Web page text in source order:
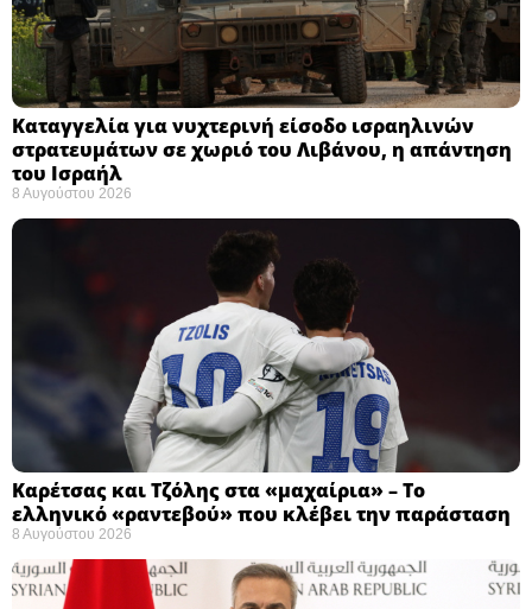
Καταγγελία για νυχτερινή είσοδο ισραηλινών
στρατευμάτων σε χωριό του Λιβάνου, η απάντηση
του Ισραήλ
8 Αυγούστου 2026
Καρέτσας και Τζόλης στα «μαχαίρια» – Το
ελληνικό «ραντεβού» που κλέβει την παράσταση
8 Αυγούστου 2026